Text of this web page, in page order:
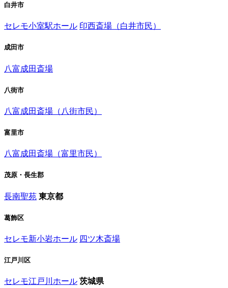
白井市
セレモ小室駅ホール 印西斎場（白井市民）
成田市
八富成田斎場
八街市
八富成田斎場（八街市民）
富里市
八富成田斎場（富里市民）
茂原・長生郡
長南聖苑 東京都
葛飾区
セレモ新小岩ホール 四ツ木斎場
江戸川区
セレモ江戸川ホール 茨城県